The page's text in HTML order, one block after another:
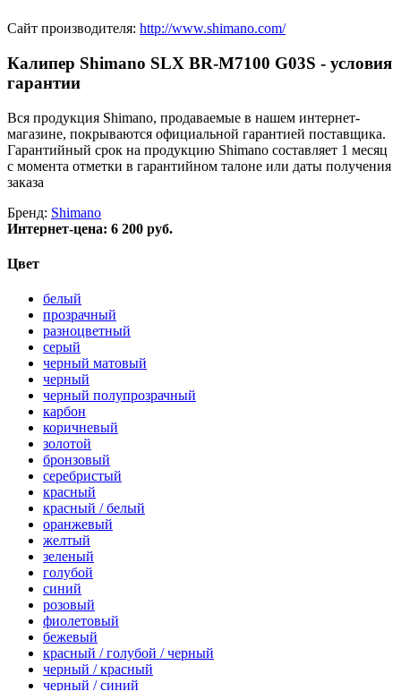
Сайт производителя: http://www.shimano.com/
Калипер Shimano SLX BR-M7100 G03S - условия
гарантии
Вся продукция Shimano, продаваемые в нашем интернет-
магазине, покрываются официальной гарантией поставщика.
Гарантийный срок на продукцию Shimano составляет 1 месяц
с момента отметки в гарантийном талоне или даты получения
заказа
Бренд: Shimano
Интернет-цена: 6 200 руб.
Цвет
белый
прозрачный
разноцветный
серый
черный матовый
черный
черный полупрозрачный
карбон
коричневый
золотой
бронзовый
серебристый
красный
красный / белый
оранжевый
желтый
зеленый
голубой
синий
розовый
фиолетовый
бежевый
красный / голубой / черный
черный / красный
черный / синий